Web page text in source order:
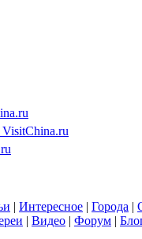
| Интересное | Города |
| Видео | Форум |